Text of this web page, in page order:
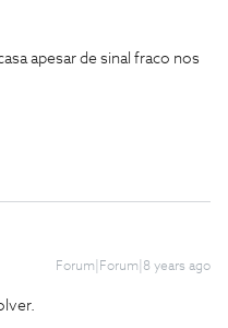
apesar de sinal fraco nos
Forum|Forum|8 years ago